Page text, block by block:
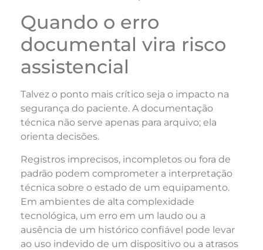
Quando o erro
documental vira risco
assistencial
Talvez o ponto mais crítico seja o impacto na
segurança do paciente. A documentação
técnica não serve apenas para arquivo; ela
orienta decisões.
Registros imprecisos, incompletos ou fora de
padrão podem comprometer a interpretação
técnica sobre o estado de um equipamento.
Em ambientes de alta complexidade
tecnológica, um erro em um laudo ou a
ausência de um histórico confiável pode levar
ao uso indevido de um dispositivo ou a atrasos